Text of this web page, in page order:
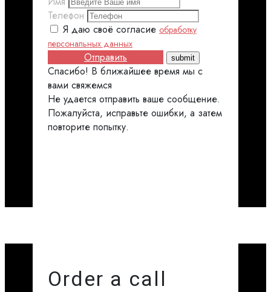
Телефон
Я даю своё согласие обработку
персональных данных
Отправить
Спасибо! В ближайшее время мы с
вами свяжемся
Не удается отправить ваше сообщение.
Пожалуйста, исправьте ошибки, а затем
повторите попытку.
Order a call